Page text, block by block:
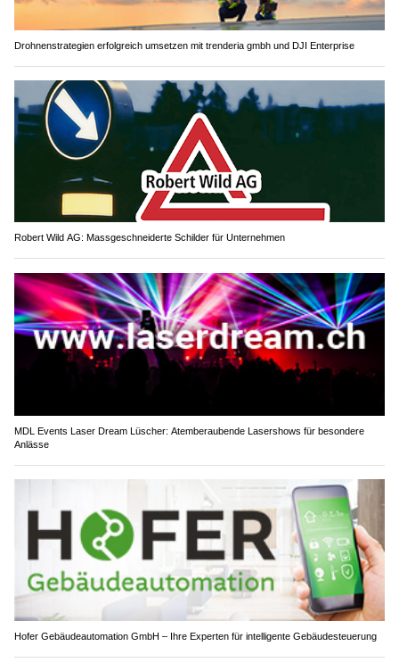
Drohnenstrategien erfolgreich umsetzen mit trenderia gmbh und DJI Enterprise
Robert Wild AG: Massgeschneiderte Schilder für Unternehmen
MDL Events Laser Dream Lüscher: Atemberaubende Lasershows für besondere
Anlässe
Hofer Gebäudeautomation GmbH – Ihre Experten für intelligente Gebäudesteuerung